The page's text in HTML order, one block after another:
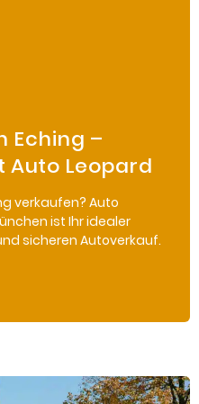
Eching –
Auto Leopard
verkaufen? Auto
ist Ihr idealer
sicheren Autoverkauf.